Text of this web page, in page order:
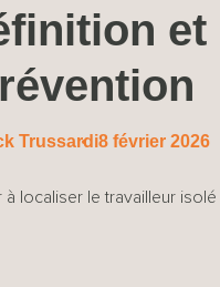
et
Trussardi8 février 2026